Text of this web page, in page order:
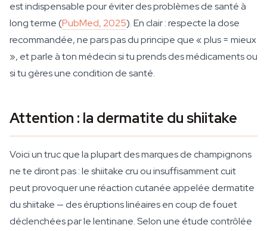
est indispensable pour éviter des problèmes de santé à
long terme (PubMed, 2025). En clair : respecte la dose
recommandée, ne pars pas du principe que « plus = mieux
», et parle à ton médecin si tu prends des médicaments ou
si tu gères une condition de santé.
Attention : la dermatite du shiitake
Voici un truc que la plupart des marques de champignons
ne te diront pas : le shiitake cru ou insuffisamment cuit
peut provoquer une réaction cutanée appelée dermatite
du shiitake — des éruptions linéaires en coup de fouet
déclenchées par le lentinane. Selon une étude contrôlée